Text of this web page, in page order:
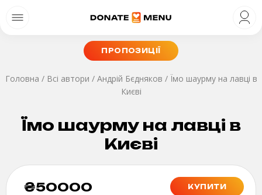
ПРОПОЗИЦІЇ
Головна / Всі автори / Андрій Бєдняков / Їмо шаурму на лавці в
Києві
Їмо шаурму на лавці в
Києві
₴50000 КУПИТИ